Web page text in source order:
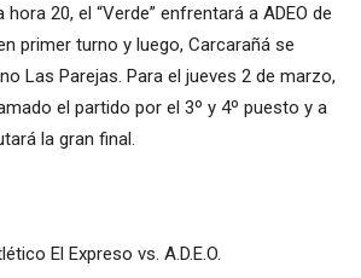
20, el “Verde” enfrentará a ADEO de
primer turno y luego, Carcarañá se
Las Parejas. Para el jueves 2 de marzo,
el partido por el 3º y 4º puesto y a
la gran final.
El Expreso vs. A.D.E.O.